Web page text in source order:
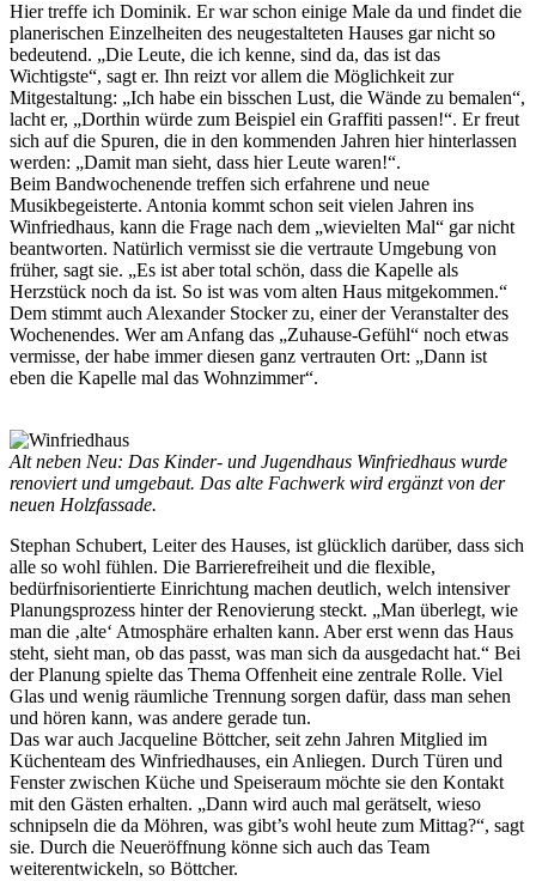
Hier treffe ich Dominik. Er war schon einige Male da und findet die
planerischen Einzelheiten des neugestalteten Hauses gar nicht so
bedeutend. „Die Leute, die ich kenne, sind da, das ist das
Wichtigste“, sagt er. Ihn reizt vor allem die Möglichkeit zur
Mitgestaltung: „Ich habe ein bisschen Lust, die Wände zu bemalen“,
lacht er, „Dorthin würde zum Beispiel ein Graffiti passen!“. Er freut
sich auf die Spuren, die in den kommenden Jahren hier hinterlassen
werden: „Damit man sieht, dass hier Leute waren!“.
Beim Bandwochenende treffen sich erfahrene und neue
Musikbegeisterte. Antonia kommt schon seit vielen Jahren ins
Winfriedhaus, kann die Frage nach dem „wievielten Mal“ gar nicht
beantworten. Natürlich vermisst sie die vertraute Umgebung von
früher, sagt sie. „Es ist aber total schön, dass die Kapelle als
Herzstück noch da ist. So ist was vom alten Haus mitgekommen.“
Dem stimmt auch Alexander Stocker zu, einer der Veranstalter des
Wochenendes. Wer am Anfang das „Zuhause-Gefühl“ noch etwas
vermisse, der habe immer diesen ganz vertrauten Ort: „Dann ist
eben die Kapelle mal das Wohnzimmer“.
Alt neben Neu: Das Kinder- und Jugendhaus Winfriedhaus wurde
renoviert und umgebaut. Das alte Fachwerk wird ergänzt von der
neuen Holzfassade.
Stephan Schubert, Leiter des Hauses, ist glücklich darüber, dass sich
alle so wohl fühlen. Die Barrierefreiheit und die flexible,
bedürfnisorientierte Einrichtung machen deutlich, welch intensiver
Planungsprozess hinter der Renovierung steckt. „Man überlegt, wie
man die ‚alte‘ Atmosphäre erhalten kann. Aber erst wenn das Haus
steht, sieht man, ob das passt, was man sich da ausgedacht hat.“ Bei
der Planung spielte das Thema Offenheit eine zentrale Rolle. Viel
Glas und wenig räumliche Trennung sorgen dafür, dass man sehen
und hören kann, was andere gerade tun.
Das war auch Jacqueline Böttcher, seit zehn Jahren Mitglied im
Küchenteam des Winfriedhauses, ein Anliegen. Durch Türen und
Fenster zwischen Küche und Speiseraum möchte sie den Kontakt
mit den Gästen erhalten. „Dann wird auch mal gerätselt, wieso
schnipseln die da Möhren, was gibt’s wohl heute zum Mittag?“, sagt
sie. Durch die Neueröffnung könne sich auch das Team
weiterentwickeln, so Böttcher.